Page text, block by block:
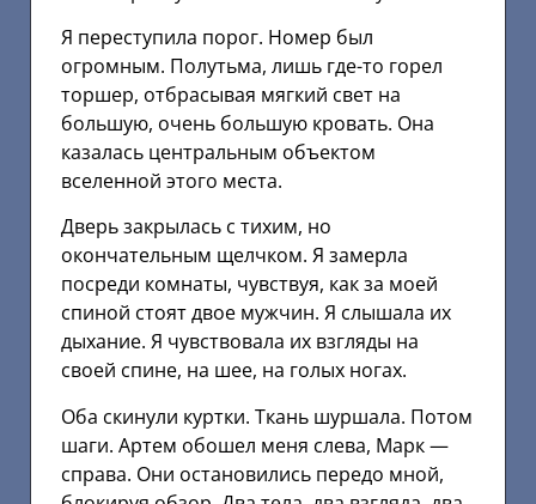
Я переступила порог. Номер был
огромным. Полутьма, лишь где-то горел
торшер, отбрасывая мягкий свет на
большую, очень большую кровать. Она
казалась центральным объектом
вселенной этого места.
Дверь закрылась с тихим, но
окончательным щелчком. Я замерла
посреди комнаты, чувствуя, как за моей
спиной стоят двое мужчин. Я слышала их
дыхание. Я чувствовала их взгляды на
своей спине, на шее, на голых ногах.
Оба скинули куртки. Ткань шуршала. Потом
шаги. Артем обошел меня слева, Марк —
справа. Они остановились передо мной,